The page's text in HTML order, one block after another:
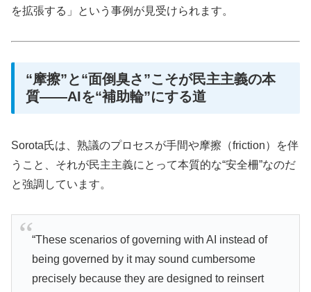
を拡張する」という事例が見受けられます。
“摩擦”と“面倒臭さ”こそが民主主義の本
質——AIを“補助輪”にする道
Sorota氏は、熟議のプロセスが手間や摩擦（friction）を伴
うこと、それが民主主義にとって本質的な“安全柵”なのだ
と強調しています。
“These scenarios of governing with AI instead of
being governed by it may sound cumbersome
precisely because they are designed to reinsert